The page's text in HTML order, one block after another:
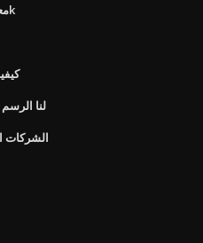
معدل الضريبة على الانسحاب المبكر 401k
لنا
الشركات